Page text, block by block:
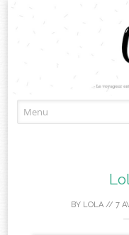
BY LOLA// 7